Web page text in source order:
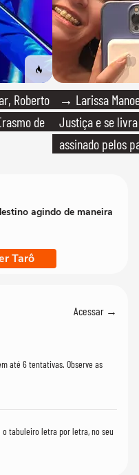
Roberto
de
→ Larissa
Justiça e se
assinado pelos
agindo de maneira
Tarô
Acessar →
até 6 tentativas. Observe as
tabuleiro letra por letra, no seu